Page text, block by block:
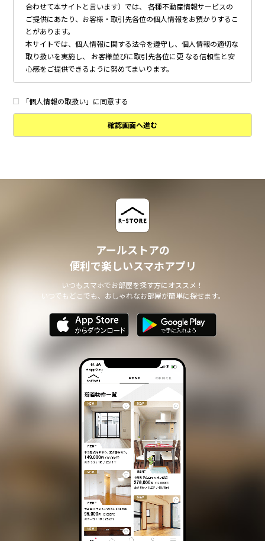
合わせて本サイトと言います）では、 各種不動産情報サービスの
ご提供にあたり、お客様・取引先各位の個人情報をお預かりするこ
とがあります。
本サイトでは、個人情報に関する法令を遵守し、個人情報の適切な
取り扱いを実施し、 お客様並びに取引先各位に更 なる信頼性と安
心感をご提供できるように努めてまいります。
個人情報の取得について
本サイトは、偽りその他不正の手段によらず適正に個人情報を取得
以下に定めのない目的で個人情報を利用する場合、あらかじめご本
からのご連絡の対応
不動産会社との業務における対応
・ 本サイトからのメールマガジンの送信、その他の対応
・ その他、本サイトの不動産物件情報サービスの提供のために必
個人情報の安全管理について
本サイトは、取り扱う個人情報の漏洩、滅失またはき損の防止その
他の個人情報の安全管理のために必要かつ適切な措置を講じます。
個人情報の委託について
する場合は、当該第三者について厳正な調査を行い、 取り扱いを
委託された個人情報の安全管理が図られるよう当該第三者に対する
また、コンサルティング、プライバシーマーク申請、ISMS申請業務
におきまして第三者と共同して業務を遂行する場合に 個人情報の
取り扱いを委託する場合 があります。
個人情報の第三者提供について
本サイトは、個人情報保護法等の法令に定めのある場合を除き、
個人情報をあらかじめご本人の同意を得ることなく、第三者に提供
個人情報の開示・訂正等について
本サイトは、ご本人から自己の個人情報についての開示の請求があ
る場合、速やかに開示をいたします。
その際、ご本人であることが確認できない場合 には、開示に応じ
個人情報の内容に誤りがあり、ご本人から訂正・追加・削除の請求
がある場合、調査の上、速やかにこれらの請求に対応いたします。
「個人情報の取扱い」に同意する
確認画面へ進む
アールストアの
便利で楽しいスマホアプリ
いつもスマホでお部屋を探す方にオススメ！
いつでもどこでも、おしゃれなお部屋が簡単に探せます。